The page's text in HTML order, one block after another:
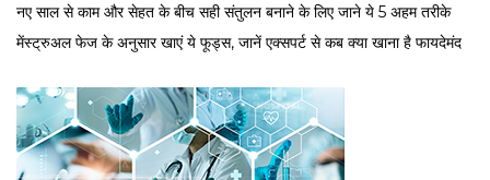
नए साल से काम और सेहत के बीच सही संतुलन बनाने के लिए जाने ये 5 अहम तरीके
मेंस्ट्रुअल फेज के अनुसार खाएं ये फूड्स, जानें एक्सपर्ट से कब क्या खाना है फायदेमंद